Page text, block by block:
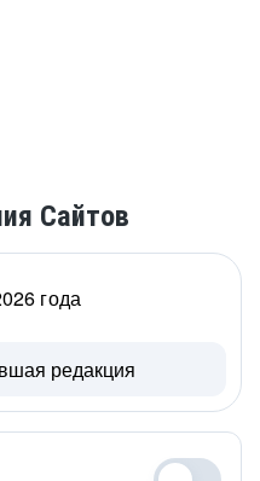
Сайтов
года
редакция